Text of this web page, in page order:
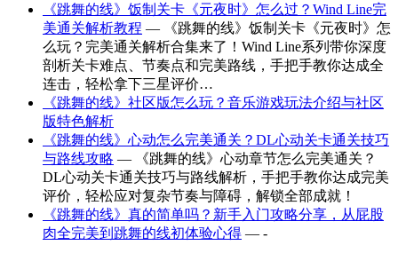
《跳舞的线》饭制关卡《元夜时》怎么过？Wind Line完
美通关解析教程 — 《跳舞的线》饭制关卡《元夜时》怎
么玩？完美通关解析合集来了！Wind Line系列带你深度
剖析关卡难点、节奏点和完美路线，手把手教你达成全
连击，轻松拿下三星评价…
《跳舞的线》社区版怎么玩？音乐游戏玩法介绍与社区
版特色解析
《跳舞的线》心动怎么完美通关？DL心动关卡通关技巧
与路线攻略 — 《跳舞的线》心动章节怎么完美通关？
DL心动关卡通关技巧与路线解析，手把手教你达成完美
评价，轻松应对复杂节奏与障碍，解锁全部成就！
《跳舞的线》真的简单吗？新手入门攻略分享，从屁股
肉全完美到跳舞的线初体验心得 — -